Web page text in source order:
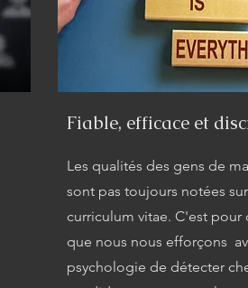
Fiable, efficace et
Les qualités des gens de
sont pas toujours notées
curriculum vitae. C'est pour
que nous nous efforçons
psychologie de détecter